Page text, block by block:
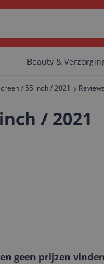
geen categorieën
Beauty &
/ 55 inch / 2021 Reviews
/ 2021
geen prijzen